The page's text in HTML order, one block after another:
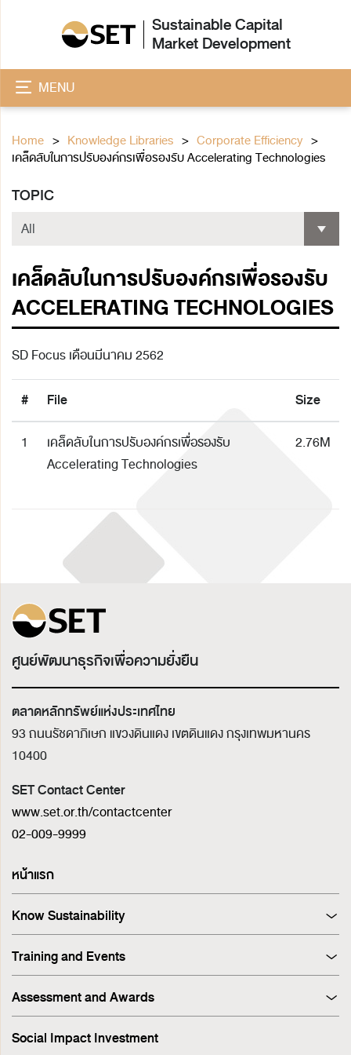
Sustainable Capital
Market Development
MENU
Home Knowledge Libraries
Corporate Efficiency
เคล็ดลับในการปรับองค์กรเพื่อรองรับ Accelerating Technologies
TOPIC
เคล็ดลับในการปรับองค์กรเพื่อรองรับ
ACCELERATING TECHNOLOGIES
SD Focus เดือนมีนาคม 2562
# File Size
1
เคล็ดลับในการปรับองค์กรเพื่อรองรับ
Accelerating Technologies
2.76M
ศูนย์พัฒนาธุรกิจเพื่อความยั่งยืน
ตลาดหลักทรัพย์แห่งประเทศไทย
93 ถนนรัชดาภิเษก แขวงดินแดง เขตดินแดงกรุงเทพมหานคร
10400
SET Contact Center
www.set.or.th/contactcenter
02-009-9999
หน้าแรก
Know Sustainability
Sustainability at A Glance
Principles and Guidelines
Corporate Governance
Sustainability Management Process
Stakeholder Engagement & Materiality Analysis
ESG Risk
Training and Events
Training
Events
Assessment and Awards
Corporate Governance Report (CGR)
SET ESG Ratings
Social Impact Investment